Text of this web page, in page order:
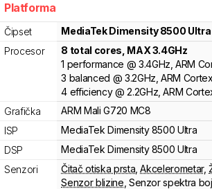
Platforma
Čipset MediaTekDimensity 8500 Ultra
Procesor
8 total cores , MAX3.4GHz
1 performance @ 3.4GHz,ARM
3 balanced @ 3.2GHz,ARM Cortex
4 efficiency @ 2.2GHz,ARM
Grafička
ARM Mali G720 MC8
ISP
MediaTek Dimensity 8500 Ultra
DSP
MediaTek Dimensity 8500 Ultra
Senzori
Čitač otiska prsta ,Akcelerometar,
Senzor blizine Senzor spektra